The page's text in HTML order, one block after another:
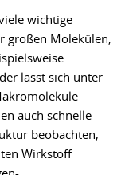
wichtige
großen Molekülen,
lässt sich unter
auch schnelle
beobachten,
Wirkstoff